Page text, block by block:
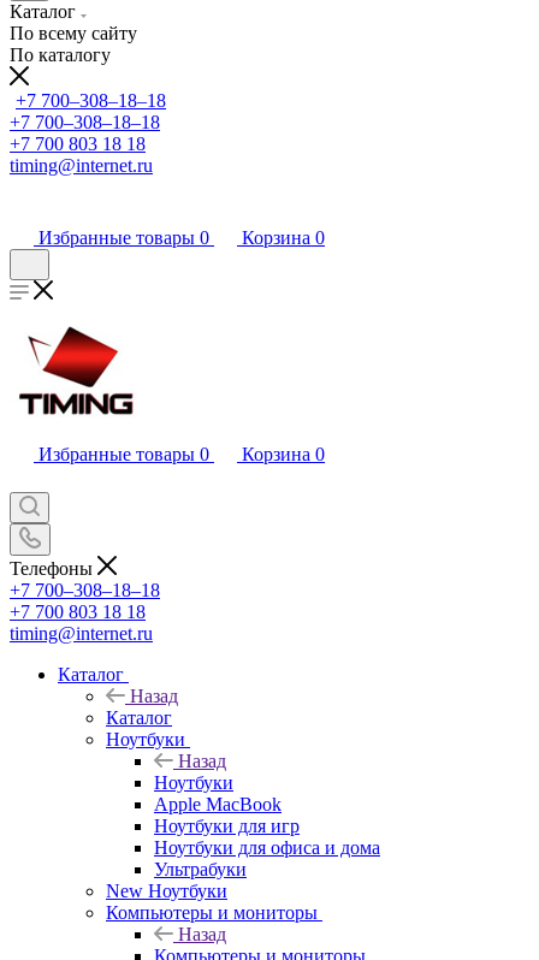
Каталог
По всему сайту
По каталогу
+7 700‒308‒18‒18
+7 700‒308‒18‒18
+7 700 803 18 18
timing@internet.ru
Избранные товары 0 Корзина 0
Избранные товары 0 Корзина 0
Телефоны
+7 700‒308‒18‒18
+7 700 803 18 18
timing@internet.ru
Каталог
Назад
Каталог
Ноутбуки
Назад
Ноутбуки
Apple MacBook
Ноутбуки для игр
Ноутбуки для офиса и дома
Ультрабуки
New Ноутбуки
Компьютеры и мониторы
Назад
Компьютеры и мониторы